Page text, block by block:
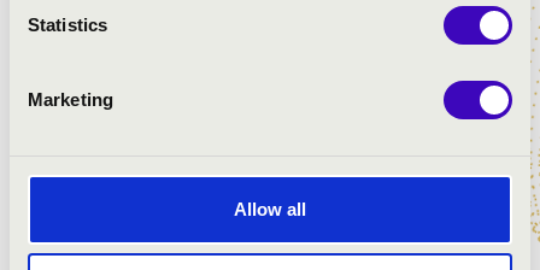
Statistics
Marketing
Allow all
Kovács Szilárd Ferenc
Balasi Barnabás- orgona